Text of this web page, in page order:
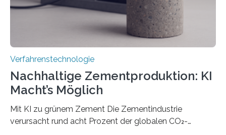
Verfahrenstechnologie
Nachhaltige Zementproduktion: KI
Macht’s Möglich
Mit KI zu grünem Zement Die Zementindustrie
verursacht rund acht Prozent der globalen CO₂-